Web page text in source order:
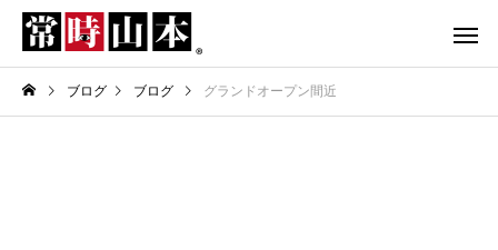
ブログ ブログ グランドオープン間近